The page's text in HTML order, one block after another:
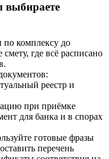
выбираете
по комплексу до
где всё расписано
реестр и
при приёмке
для банка и в спорах
готовые фразы
перечень